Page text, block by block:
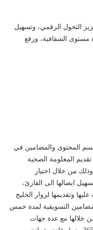
التحول الرقمي، وتسهيل
مستوى الشفافية، ورفع
المحتوى والمضامين في
عن تقديم المعلومة الصحية
والمبسطة لمتصفحي الخليج 365. وذلك من خلال اختيار
ايصالها الى القارئ،
وتقديمها لزوار الخليج
التسويقية لمدة خمس
خلالها مع عدة جهات